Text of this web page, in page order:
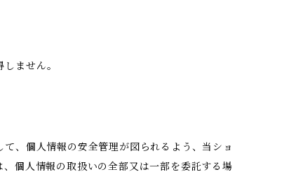
ません。
、個人情報の安全管理が図られるよう、当ショ
個人情報の取扱いの全部又は一部を委託する場